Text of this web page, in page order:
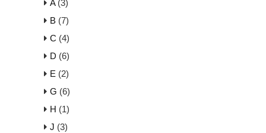
A(3)
B (7)
C (4)
D (6)
E (2)
G (6)
H (1)
J (3)